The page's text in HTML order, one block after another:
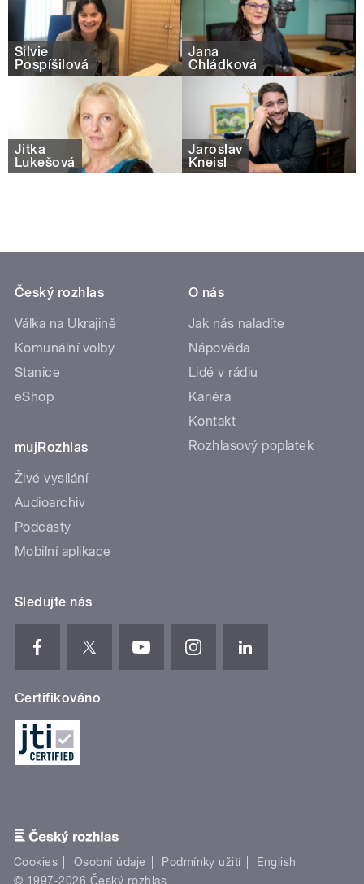
Silvie
Pospíšilová
Jana
Chládková
Jitka
Lukešová
Jaroslav
Kneisl
Český rozhlas
Válka na Ukrajině
Komunální volby
Stanice
eShop
mujRozhlas
Živé vysílání
Audioarchiv
Podcasty
Mobilní aplikace
O nás
Jak nás naladíte
Nápověda
Lidé v rádiu
Kariéra
Kontakt
Rozhlasový poplatek
Sledujte nás
Certifikováno
Cookies Osobní údaje Podmínky užití
English
© 1997-2026 Český rozhlas